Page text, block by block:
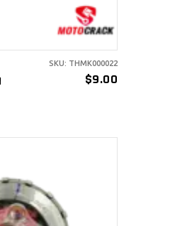
$9.00
SKU: THMK000022